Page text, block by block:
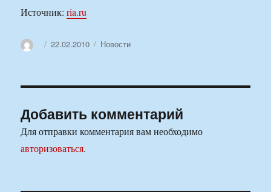
Источник:ria.ru
АвторОпубликовано
22.02.2010 Рубрики
Новости
Добавить комментарий
Для отправки комментария вам необходимо
авторизоваться.